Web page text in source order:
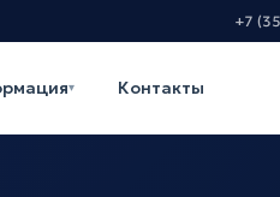
+7
▾ Контакты